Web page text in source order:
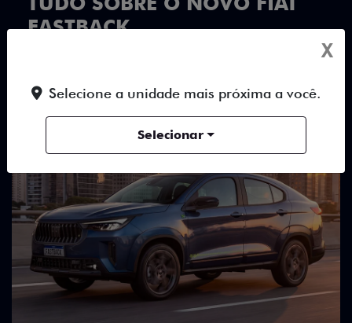
FASTBACK
DESIGN QUE SE DESTACA
X
Selecione a unidade mais próxima a você.
Selecionar